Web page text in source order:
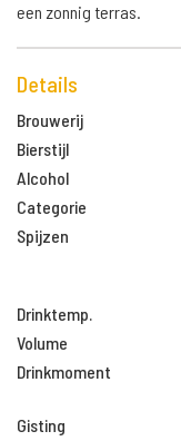
een zonnig terras.
Details
Brouwerij
Bierstijl
Alcohol
Categorie
Spijzen
Drinktemp.
Volume
Drinkmoment
Gisting